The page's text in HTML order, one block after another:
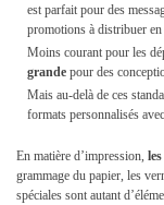
est parfait pour des
promotions à distribuer en
Moins courant pour les
grande pour des
Mais au-delà de ces
formats personnalisés
En matière d’impression, les
grammage du papier, les
spéciales sont autant